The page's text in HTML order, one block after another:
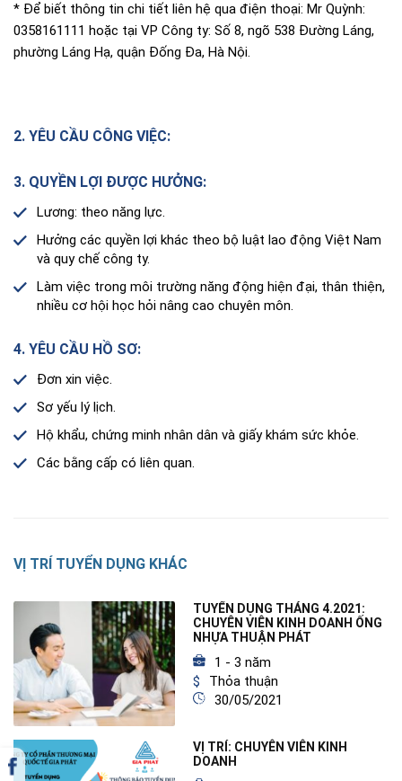
* Để biết thông tin chi tiết liên hệ qua điện thoại: Mr Quỳnh:
0358161111 hoặc tại VP Công ty: Số 8, ngõ 538 Đường Láng,
phường Láng Hạ, quận Đống Đa, Hà Nội.
2. YÊU CẦU CÔNG VIỆC:
3. QUYỀN LỢI ĐƯỢC HƯỞNG:
Lương: theo năng lực.
Hưởng các quyền lợi khác theo bộ luật lao động Việt Nam
và quy chế công ty.
Làm việc trong môi trường năng động hiện đại, thân thiện,
nhiều cơ hội học hỏi nâng cao chuyên môn.
4. YÊU CẦU HỒ SƠ:
Đơn xin việc.
Sơ yếu lý lịch.
Hộ khẩu, chứng minh nhân dân và giấy khám sức khỏe.
Các bằng cấp có liên quan.
VỊ TRÍ TUYỂN DỤNG KHÁC
TUYỂN DỤNG THÁNG 4.2021:
CHUYÊN VIÊN KINH DOANH ỐNG
NHỰA THUẬN PHÁT
1 - 3 năm
Thỏa thuận
30/05/2021
VỊ TRÍ: CHUYÊN VIÊN KINH
DOANH